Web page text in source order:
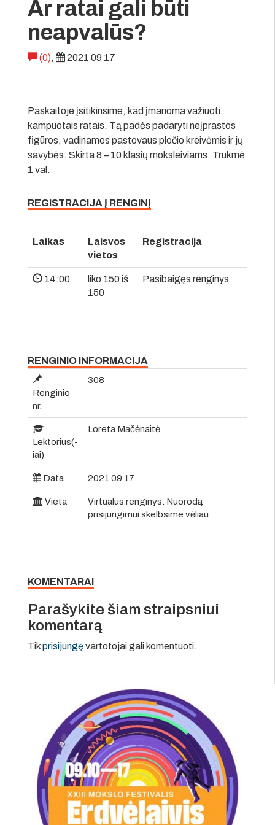
Ar ratai gali būti
neapvalūs?
(0), 2021 09 17
Paskaitoje įsitikinsime, kad įmanoma važiuoti
kampuotais ratais. Tą padės padaryti neįprastos
figūros, vadinamos pastovaus pločio kreivėmis ir jų
savybės. Skirta 8 – 10 klasių moksleiviams. Trukmė
1 val.
REGISTRACIJA Į RENGINĮ
Laikas
Laisvos
vietos
Registracija
14:00
liko 150 iš
150
Pasibaigęs renginys
RENGINIO INFORMACIJA
Renginio
nr.
308
Lektorius(-
iai)
Loreta Mačėnaitė
Data 2021 09 17
Vieta
Virtualus renginys. Nuorodą
prisijungimui skelbsime vėliau
KOMENTARAI
Parašykite šiam straipsniui
komentarą
Tikprisijungęvartotojai gali komentuoti.